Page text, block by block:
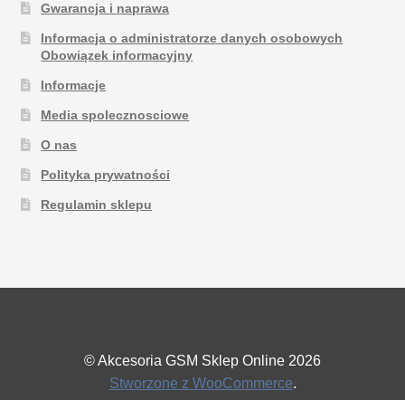
Gwarancja i naprawa
Informacja o administratorze danych osobowych
Obowiązek informacyjny
Informacje
Media spolecznosciowe
O nas
Polityka prywatności
Regulamin sklepu
© Akcesoria GSM Sklep Online 2026
Stworzone z WooCommerce.